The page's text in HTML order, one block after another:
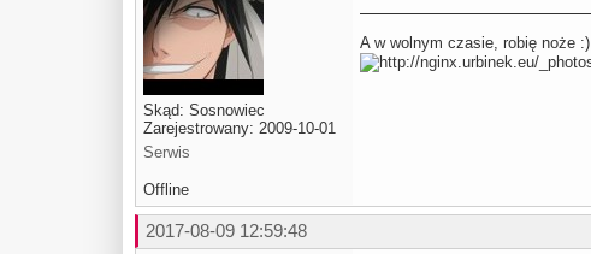
Skąd: Sosnowiec
Zarejestrowany: 2009-10-01
Serwis
A w wolnym czasie, robię noże :)
Offline
2017-08-09 12:59:48